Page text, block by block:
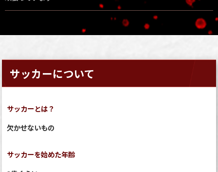
サッカーについて
サッカーとは？
欠かせないもの
サッカーを始めた年齢